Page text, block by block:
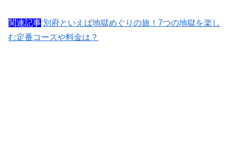
関連記事 別府といえば地獄めぐりの旅！7つの地獄を楽し
む定番コースや料金は？